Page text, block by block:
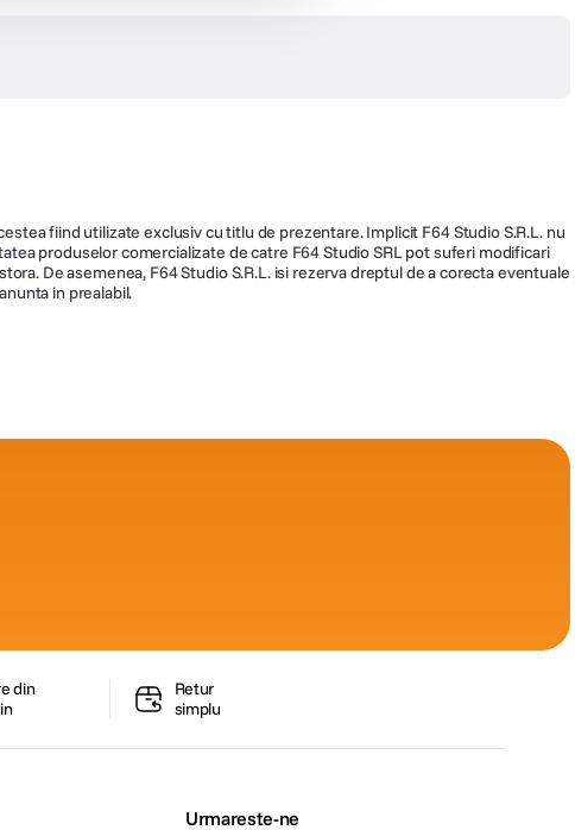
fiind utilizate exclusiv cu titlu de prezentare. Implicit F64 Studio S.R.L. nu
produselor comercializate de catre F64 Studio SRL pot suferi modificari
De asemenea, F64 Studio S.R.L. isi rezerva dreptul de a corecta eventuale
in prealabil.
din
Retur
simplu
Urmareste-ne